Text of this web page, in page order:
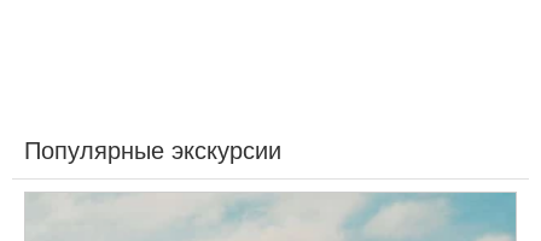
Популярные экскурсии